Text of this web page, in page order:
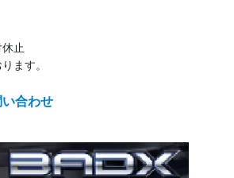
止
ます。
い合わせ